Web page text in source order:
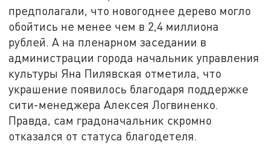
предполагали, что новогоднее дерево могло
обойтись не менее чем в 2,4 миллиона
рублей. А на пленарном заседании в
администрации города начальник управления
культуры Яна Пилявская отметила, что
украшение появилось благодаря поддержке
сити-менеджера Алексея Логвиненко.
Правда, сам градоначальник скромно
отказался от статуса благодетеля.